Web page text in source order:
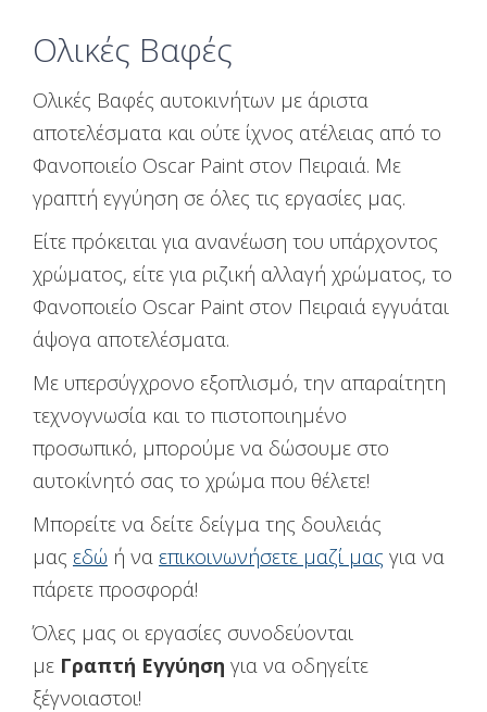
Ολικές Βαφές
Ολικές Βαφές αυτοκινήτων με άριστα
αποτελέσματα και ούτε ίχνος ατέλειας από το
Φανοποιείο Oscar Paint στον Πειραιά. Με
γραπτή εγγύηση σε όλες τις εργασίες μας.
Είτε πρόκειται για ανανέωση του υπάρχοντος
χρώματος, είτε για ριζική αλλαγή χρώματος, το
Φανοποιείο Oscar Paint στον Πειραιά εγγυάται
άψογα αποτελέσματα.
Με υπερσύγχρονο εξοπλισμό, την απαραίτητη
τεχνογνωσία και το πιστοποιημένο
προσωπικό, μπορούμε να δώσουμε στο
αυτοκίνητό σας το χρώμα που θέλετε!
Μπορείτε να δείτε δείγμα της δουλειάς
μας εδώ ή να επικοινωνήσετε μαζί μας για να
πάρετε προσφορά!
Όλες μας οι εργασίες συνοδεύονται
με Γραπτή Εγγύηση για να οδηγείτε
ξέγνοιαστοι!